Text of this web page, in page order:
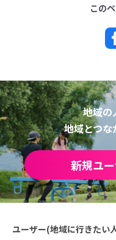
この
地域の
地域とつな
新規ユー
ユーザー(地域に行きたい